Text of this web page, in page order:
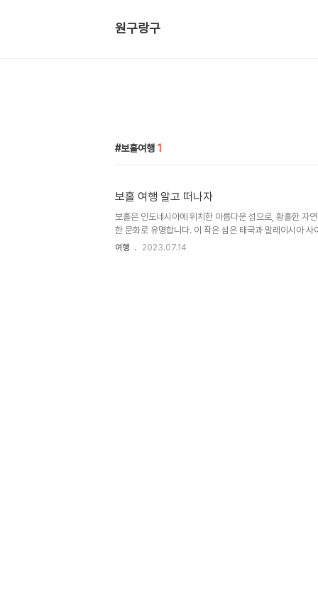
원구랑구
보홀여행 1
보홀 여행 알고 떠나자
보홀은 인도네시아에 위치한 아름다운 섬으로, 황홀한 자
한 문화로 유명합니다. 이 작은 섬은 태국과 말레이시아 사
어진 아름다움을 가득 담고 있습니다. 보홀의 첫인상은 그
험은 잊지 못할 추억이 될 것입니다. 하지만 보홀은 자연적
여행 2023.07.14